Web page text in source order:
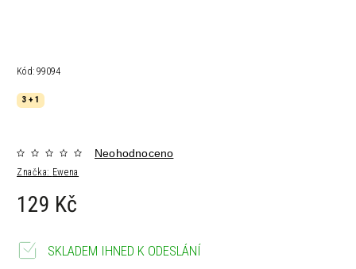
Kód: 99094
3 + 1
Značka: Ewena
Neohodnoceno
129 Kč
SKLADEM IHNED K ODESLÁNÍ